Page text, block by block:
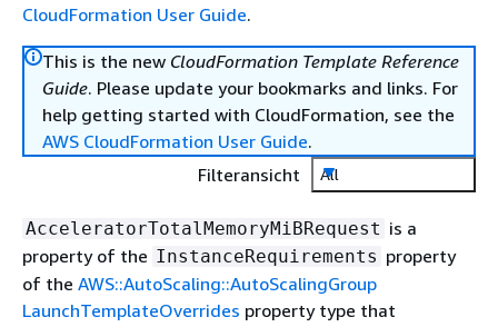
CloudFormation User Guide.
This is the new CloudFormation Template Reference
Guide. Please update your bookmarks and links. For
help getting started with CloudFormation, see the
AWS CloudFormation User Guide.
Filteransicht
All
AcceleratorTotalMemoryMiBRequest is a
property of the InstanceRequirements property
of the AWS::AutoScaling::AutoScalingGroup
LaunchTemplateOverrides property type that